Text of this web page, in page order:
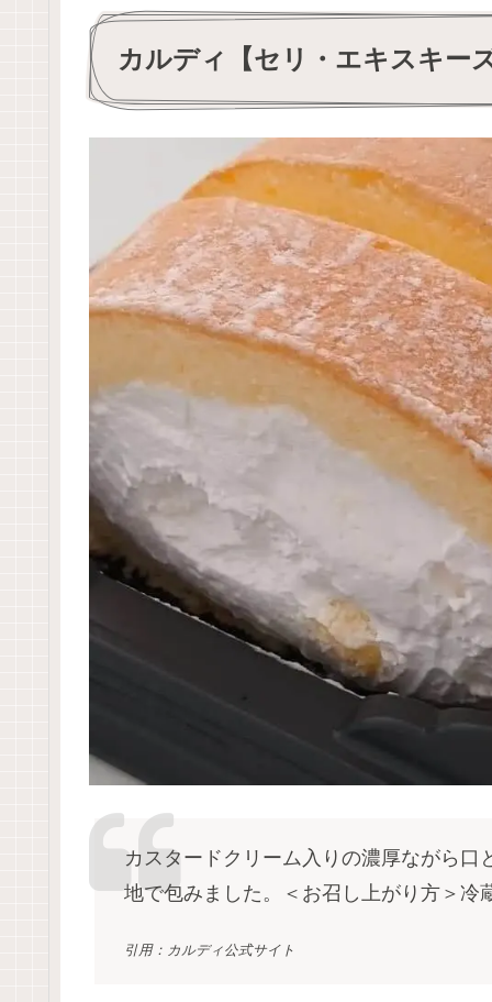
カルディ【セリ・エキスキ
カスタードクリーム入りの濃厚ながら
地で包みました。＜お召し上がり方＞
引用：カルディ公式サイト